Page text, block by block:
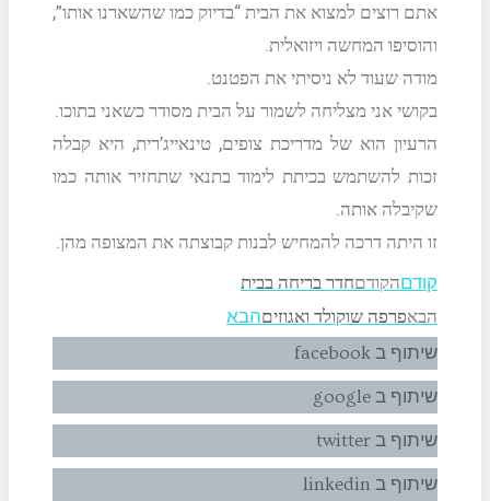
אתם רוצים למצוא את הבית “בדיוק כמו שהשארנו אותו”,
והוסיפו המחשה ויזואלית.
מודה שעוד לא ניסיתי את הפטנט.
בקושי אני מצליחה לשמור על הבית מסודר כשאני בתוכו.
הרעיון הוא של מדריכת צופים, טינאייג’רית, היא קבלה
זכות להשתמש בכיתת לימוד בתנאי שתחזיר אותה כמו
שקיבלה אותה.
זו היתה דרכה להמחיש לבנות קבוצתה את המצופה מהן.
קודםהקודםחדר בריחה בבית
הבאפרפה שוקולד ואגוזיםהבא
שיתוף ב facebook
שיתוף ב google
שיתוף ב twitter
שיתוף ב linkedin